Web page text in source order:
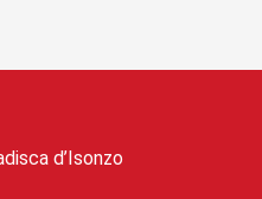
d’Isonzo